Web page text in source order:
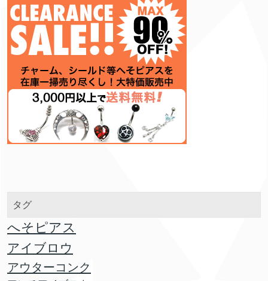
タグ
へそピアス
アイブロウ
アウターコンク